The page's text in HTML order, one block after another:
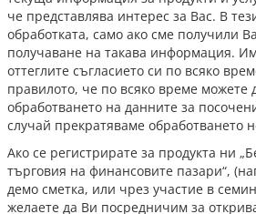
че представлява интерес за Вас. В
обработката, само ако сме получили
получаване на такава информация.
оттеглите съгласието си по всяко
правилото, че по всяко време можете
обработването на данните за
случай прекратяваме обработването
Ако се регистрирате за продукта ни
търговия на финансовите пазари“,
демо сметка, или чрез участие в
желаете да Ви посредничим за